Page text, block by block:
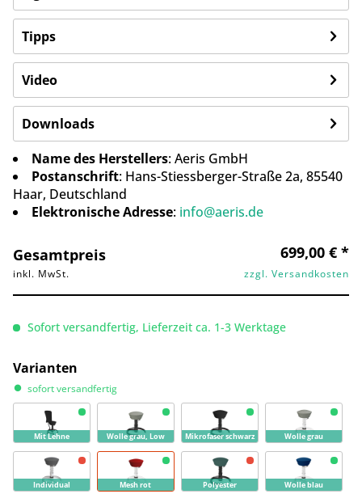
Tipps
Video
Downloads
Name des Herstellers: Aeris GmbH
Postanschrift: Hans-Stiessberger-Straße 2a, 85540
Haar, Deutschland
Elektronische Adresse: info@aeris.de
Gesamtpreis 699,00 € *
inkl. MwSt. zzgl. Versandkosten
Sofort versandfertig, Lieferzeit ca. 1-3 Werktage
Varianten
sofort versandfertig
Mit Lehne Wolle grau, Low Mikrofaser schwarz Wolle grau
Individual Mesh rot Polyester Wolle blau